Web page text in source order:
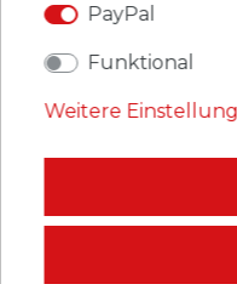
Katalognummern:
Ausgabejahr: 1984
Erhaltung: gestempelt
PayPal
Funktional
Weitere